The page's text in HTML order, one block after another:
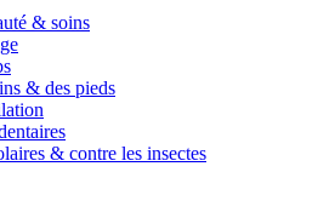
& soins
& des pieds
& contre les insectes